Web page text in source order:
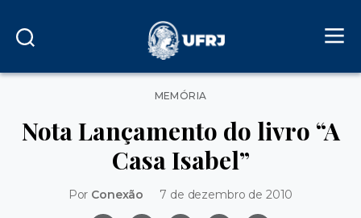
Categorias
MEMÓRIA
Nota Lançamento do livro “A
Casa Isabel”
Por Conexão 7 de dezembro de 2010